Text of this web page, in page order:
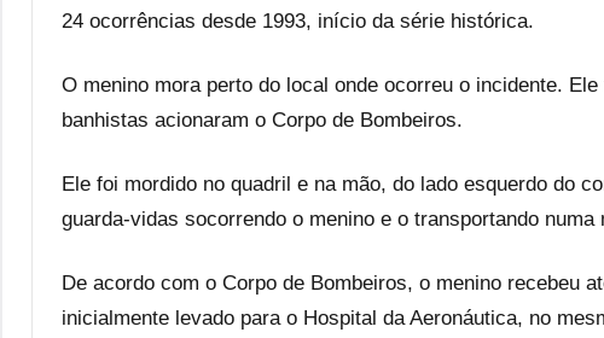
24 ocorrências desde 1993, início da série histórica.
O menino mora perto do local onde ocorreu o incidente.
banhistas acionaram o Corpo de Bombeiros.
Ele foi mordido no quadril e na mão, do lado esquerdo do
guarda-vidas socorrendo o menino e o transportando numa
De acordo com o Corpo de Bombeiros, o menino recebeu
inicialmente levado para o Hospital da Aeronáutica, no